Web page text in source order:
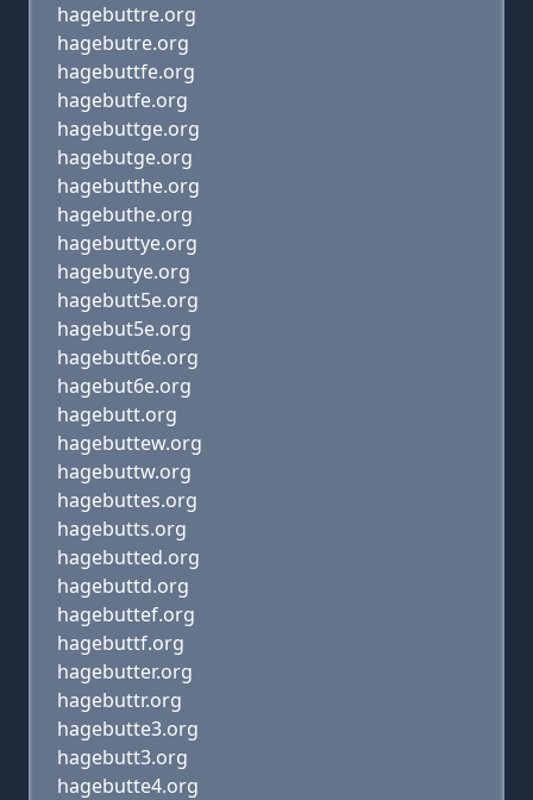
hagebuttre.org
hagebutre.org
hagebuttfe.org
hagebutfe.org
hagebuttge.org
hagebutge.org
hagebutthe.org
hagebuthe.org
hagebuttye.org
hagebutye.org
hagebutt5e.org
hagebut5e.org
hagebutt6e.org
hagebut6e.org
hagebutt.org
hagebuttew.org
hagebuttw.org
hagebuttes.org
hagebutts.org
hagebutted.org
hagebuttd.org
hagebuttef.org
hagebuttf.org
hagebutter.org
hagebuttr.org
hagebutte3.org
hagebutt3.org
hagebutte4.org